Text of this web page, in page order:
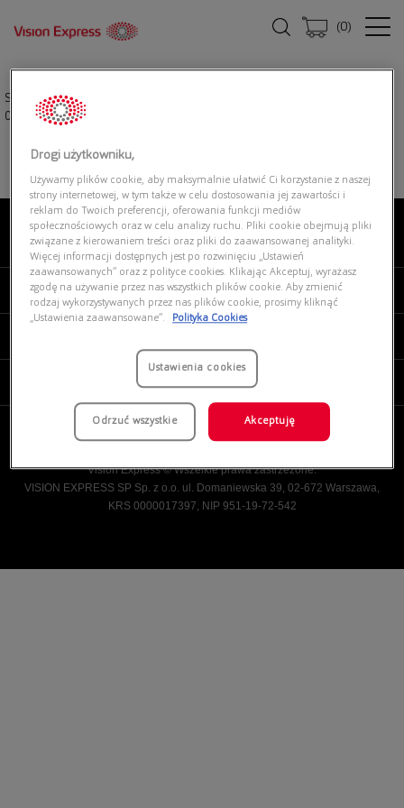
(0)
Strona główna|
0PH3155 9258/3
O NAS
MOJE VISION EXPRESS
Vision Express © Wszelkie prawa zastrzeżone.
VISION EXPRESS SP Sp. z o.o. ul. Domaniewska 39, 02-672 Warszawa,
KRS 0000017397, NIP 951-19-72-542
Drogi użytkowniku,
Używamy plików cookie, aby maksymalnie ułatwić Ci korzystanie z naszej
strony internetowej, w tym także w celu dostosowania jej zawartości i
reklam do Twoich preferencji, oferowania funkcji mediów
społecznościowych oraz w celu analizy ruchu. Pliki cookie obejmują pliki
związane z kierowaniem treści oraz pliki do zaawansowanej analityki.
Więcej informacji dostępnych jest po rozwinięciu „Ustawień
zaawansowanych” oraz z polityce cookies. Klikając Akceptuj, wyrażasz
zgodę na używanie przez nas wszystkich plików cookie. Aby zmienić
rodzaj wykorzystywanych przez nas plików cookie, prosimy kliknąć
„Ustawienia zaawansowane”.
Polityka Cookies
Ustawienia cookies
Odrzuć wszystkie Akceptuję